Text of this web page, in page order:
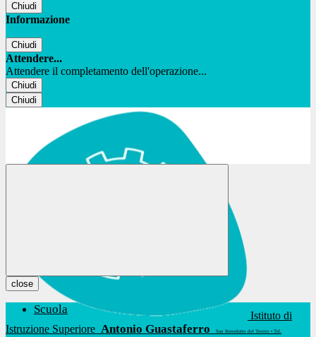
Chiudi
Informazione
Chiudi
Attendere...
Attendere il completamento dell'operazione...
Chiudi
Chiudi
Istituto di
Istruzione Superiore Antonio Guastaferro San Benedetto del Tronto • Tel.
close
Scuola